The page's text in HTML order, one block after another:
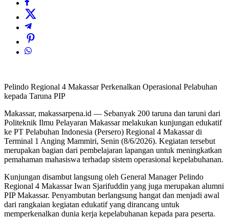
Pelindo Regional 4 Makassar Perkenalkan Operasional Pelabuhan
kepada Taruna PIP
Makassar, makassarpena.id — Sebanyak 200 taruna dan taruni dari
Politeknik Ilmu Pelayaran Makassar melakukan kunjungan edukatif
ke PT Pelabuhan Indonesia (Persero) Regional 4 Makassar di
Terminal 1 Anging Mammiri, Senin (8/6/2026). Kegiatan tersebut
merupakan bagian dari pembelajaran lapangan untuk meningkatkan
pemahaman mahasiswa terhadap sistem operasional kepelabuhanan.
Kunjungan disambut langsung oleh General Manager Pelindo
Regional 4 Makassar Iwan Sjarifuddin yang juga merupakan alumni
PIP Makassar. Penyambutan berlangsung hangat dan menjadi awal
dari rangkaian kegiatan edukatif yang dirancang untuk
memperkenalkan dunia kerja kepelabuhanan kepada para peserta.